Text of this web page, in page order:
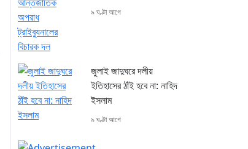
৯ ঘণ্টা আগে
জুলাই জাদুঘরে দলীয়
ইতিহাসের ঠাঁই হবে না: নাহিদ
ইসলাম
৯ ঘণ্টা আগে